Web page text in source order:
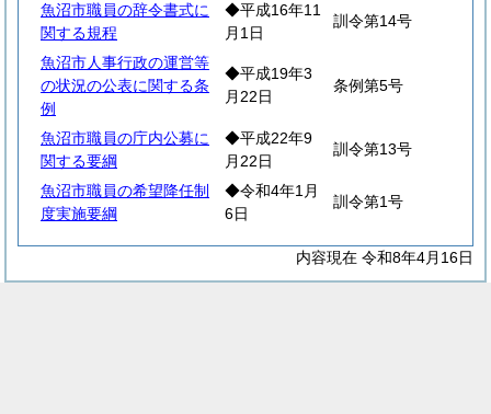
魚沼市職員の辞令書式に
関する規程
◆平成16年11
月1日
訓令第14号
魚沼市人事行政の運営等
の状況の公表に関する条
例
◆平成19年3
月22日
条例第5号
魚沼市職員の庁内公募に
関する要綱
◆平成22年9
月22日
訓令第13号
魚沼市職員の希望降任制
度実施要綱
◆令和4年1月
6日
訓令第1号
内容現在 令和8年4月16日